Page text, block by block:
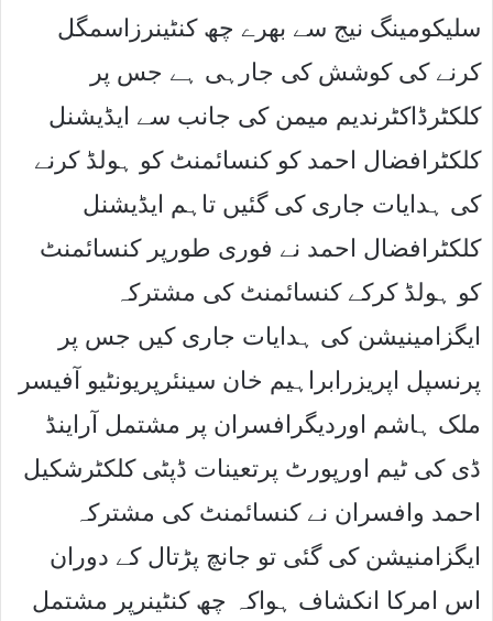
سلیکومینگ نیج سے بھرے چھ کنٹینرزاسمگل
کرنے کی کوشش کی جارہی ہے جس پر
کلکٹرڈاکٹرندیم میمن کی جانب سے ایڈیشنل
کلکٹرافضال احمد کو کنسائمنٹ کو ہولڈ کرنے
کی ہدایات جاری کی گئیں تاہم ایڈیشنل
کلکٹرافضال احمد نے فوری طورپر کنسائمنٹ
کو ہولڈ کرکے کنسائمنٹ کی مشترکہ
ایگزامینیشن کی ہدایات جاری کیں جس پر
پرنسپل اپریزرابراہیم خان سینئرپریونٹیو آفیسر
ملک ہاشم اوردیگرافسران پر مشتمل آراینڈ
ڈی کی ٹیم اورپورٹ پرتعینات ڈپٹی کلکٹرشکیل
احمد وافسران نے کنسائمنٹ کی مشترکہ
ایگزامنیشن کی گئی تو جانچ پڑتال کے دوران
اس امرکا انکشاف ہواکہ چھ کنٹینرپر مشتمل